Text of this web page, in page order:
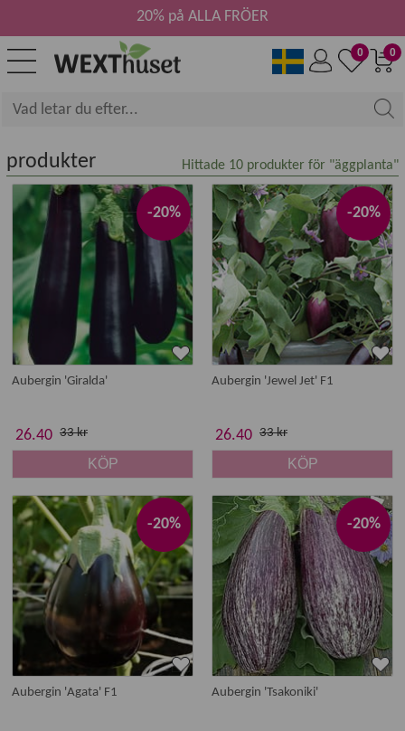
0
0
20% på ALLA FRÖER
produkter Hittade 10 produkter för "äggplanta"
-20%
Aubergin 'Giralda'
26.40 33 kr
KÖP
-20%
Aubergin 'Jewel Jet' F1
26.40 33 kr
KÖP
-20%
Aubergin 'Agata' F1
-20%
Aubergin 'Tsakoniki'